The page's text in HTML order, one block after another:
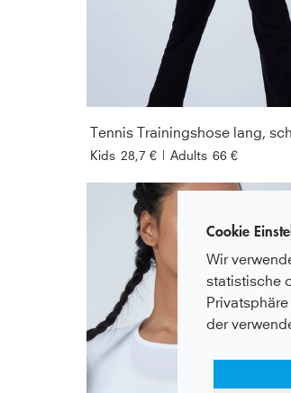
Tennis Trainingshose lang,
Kids 28,7 € | Adults 66 €
Cookie
Wir
statistische
der